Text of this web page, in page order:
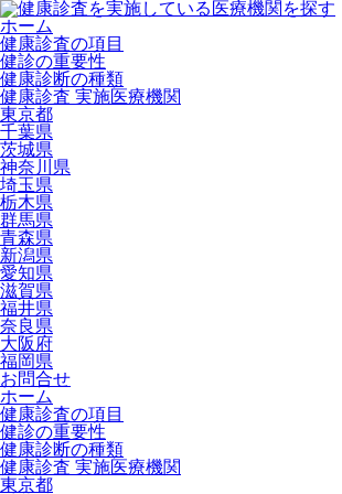
ホーム
健康診査の項目
健診の重要性
健康診断の種類
健康診査 実施医療機関
東京都
千葉県
茨城県
神奈川県
埼玉県
栃木県
群馬県
青森県
新潟県
愛知県
滋賀県
福井県
奈良県
大阪府
福岡県
お問合せ
ホーム
健康診査の項目
健診の重要性
健康診断の種類
健康診査 実施医療機関
東京都